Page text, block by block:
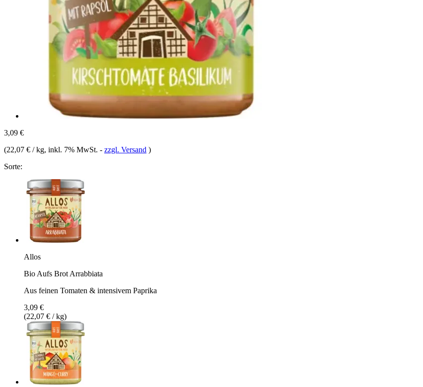
3,09 €
(22,07 € / kg, inkl. 7% MwSt. - zzgl. Versand )
Sorte:
Allos
Bio Aufs Brot Arrabbiata
Aus feinen Tomaten & intensivem Paprika
3,09 €
(22,07 € / kg)